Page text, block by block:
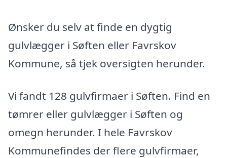
Ønsker du selv at finde en dygtig
gulvlægger i Søften eller Favrskov
Kommune, så tjek oversigten herunder.
Vi fandt 128 gulvfirmaer i Søften. Find en
tømrer eller gulvlægger i Søften og
omegn herunder. I hele Favrskov
Kommunefindes der flere gulvfirmaer,